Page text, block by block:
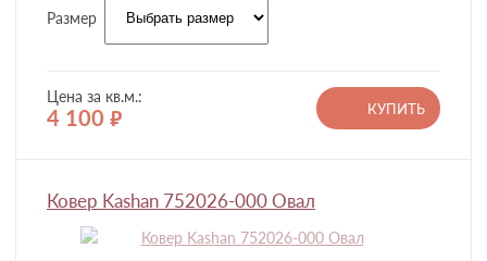
Размер
Цена за кв.м.:
4 100 руб.
КУПИТЬ
Ковер Kashan 752026-000 Овал